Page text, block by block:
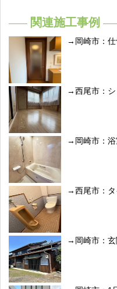
関連施工事例
岡崎市：仕切り
西尾市：シロ
岡崎市：浴室
西尾市：タイル
岡崎市：